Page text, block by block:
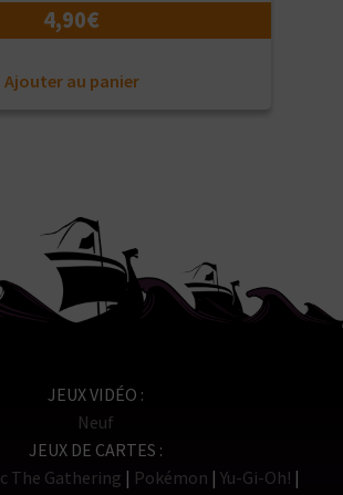
4,90€
Ajouter au panier
JEUX VIDÉO
Neuf
JEUX DE CARTES
The Gathering Pokémon Yu-Gi-Oh!